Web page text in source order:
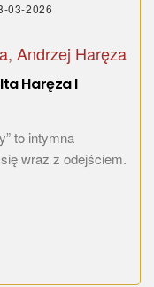
03-2026
Andrzej Haręza
Ita Haręza I
to intymna
wraz z odejściem.